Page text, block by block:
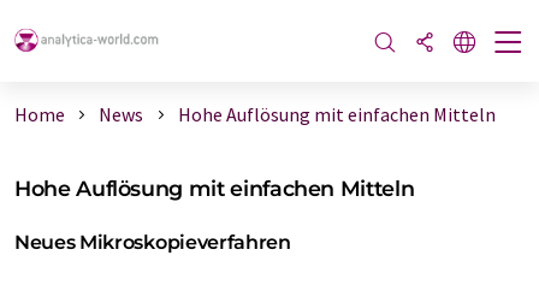
Home News Hohe Auflösung mit einfachen Mitteln
Hohe Auflösung mit einfachen Mitteln
Neues Mikroskopieverfahren